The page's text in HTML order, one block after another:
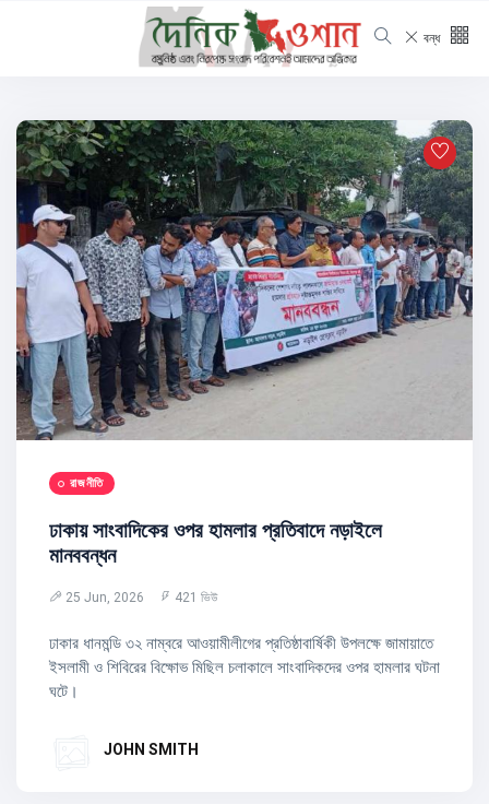
বন্ধ
রাজনীতি
ঢাকায় সাংবাদিকের ওপর হামলার প্রতিবাদে নড়াইলে
মানববন্ধন
25 Jun, 2026 421 ভিউ
ঢাকার ধানমন্ডি ৩২ নাম্বরে আওয়ামীলীগের প্রতিষ্ঠাবার্ষিকী উপলক্ষে জামায়াতে
ইসলামী ও শিবিরের বিক্ষোভ মিছিল চলাকালে সাংবাদিকদের ওপর হামলার ঘটনা
ঘটে।
JOHN SMITH